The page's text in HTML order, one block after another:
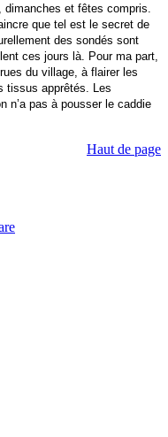
dimanches et fêtes compris.
que tel est le secret de
des sondés sont
ces jours là. Pour ma part,
du village, à flairer les
tissus apprêtés. Les
n’a pas à pousser le caddie
Haut de page